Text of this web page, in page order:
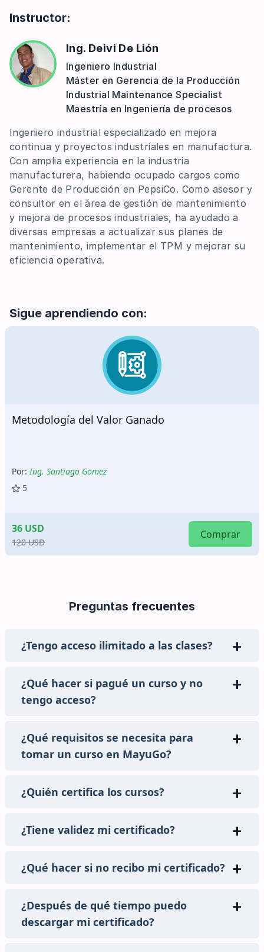
Cálculo final del OEE y visualización del
desempeño
según los resultados
Instructor:
Ing. Deivi De Lión
Ingeniero Industrial
Máster en Gerencia de la Producción
Industrial Maintenance Specialist
Maestría en Ingeniería de procesos
Ingeniero industrial especializado en mejora
continua y proyectos industriales en manufactura.
Con amplia experiencia en la industria
manufacturera, habiendo ocupado cargos como
Gerente de Producción en PepsiCo. Como asesor y
consultor en el área de gestión de mantenimiento
y mejora de procesos industriales, ha ayudado a
diversas empresas a actualizar sus planes de
mantenimiento, implementar el TPM y mejorar su
eficiencia operativa.
Sigue aprendiendo con:
Sistemas de Gestión de Seguridad y Salud en el
Por:Ing. Noé Adrianzén
5
30 USD
125 USD
Comprar
Preguntas frecuentes
¿Tengo acceso ilimitado a las clases?
¿Qué hacer si pagué un curso y no
tengo acceso?
¿Qué requisitos se necesita para
tomar un curso en MayuGo?
¿Quién certifica los cursos?
¿Tiene validez mi certificado?
¿Qué hacer si no recibo mi certificado?
¿Después de qué tiempo puedo
descargar mi certificado?